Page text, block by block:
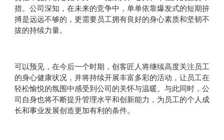
措。公司深知，在未来的竞争中，单单依靠爆发式的短期拚
搏是远远不够的，更需要员工拥有良好的身心素质和坚韧不
拔的持续力量。
可以预见，在今后一个时期，创客匠人将继续高度关注员工
的身心健康状况，并将持续开展丰富多彩的活动，让员工在
轻松愉悦的氛围中感受到公司的关怀与温暖。与此同时，公
司自身也将不断提升管理水平和创新能力，为员工的个人成
长和事业发展创造更加有利的条件。